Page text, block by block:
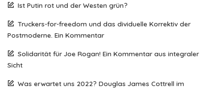
Ist Putin rot und der Westen grün?
Truckers-for-freedom und das dividuelle Korrektiv der
Postmoderne. Ein Kommentar
Solidarität für Joe Rogan! Ein Kommentar aus integraler
Sicht
Was erwartet uns 2022? Douglas James Cottrell im